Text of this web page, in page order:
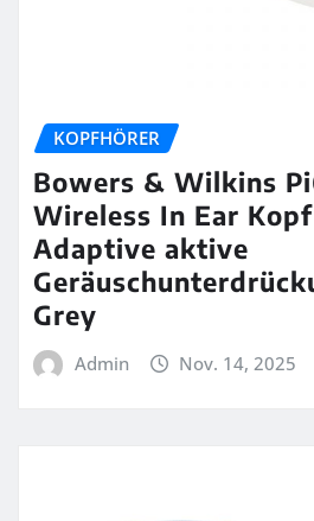
KOPFHÖRER
Bowers & Wilkins
Wireless In Ear
Adaptive aktive
Grey
Admin Nov. 14, 2025